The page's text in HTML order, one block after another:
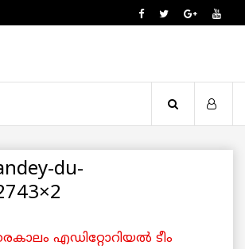
du-
എഡിറ്റോറിയല്‍ ടീം